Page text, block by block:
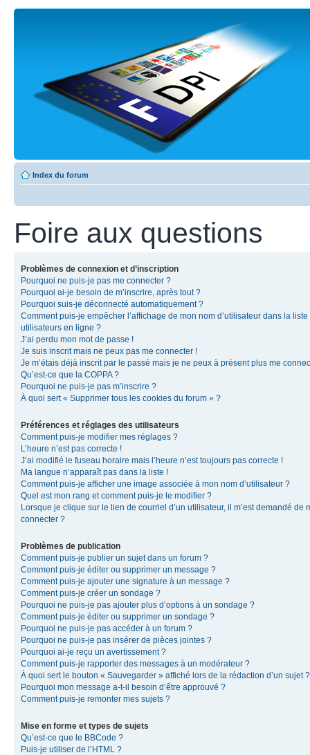
Index du forum
Foire aux questions
Problèmes de connexion et d’inscription
Pourquoi ne puis-je pas me connecter ?
Pourquoi ai-je besoin de m’inscrire, après tout ?
Pourquoi suis-je déconnecté automatiquement ?
Comment puis-je empêcher l’affichage de mon nom d’utilisateur dans la liste
utilisateurs en ligne ?
J’ai perdu mon mot de passe !
Je suis inscrit mais ne peux pas me connecter !
Je m’étais déjà inscrit par le passé mais je ne peux à présent plus me
Qu’est-ce que la COPPA ?
Pourquoi ne puis-je pas m’inscrire ?
À quoi sert « Supprimer tous les cookies du forum » ?
Préférences et réglages des utilisateurs
Comment puis-je modifier mes réglages ?
L’heure n’est pas correcte !
J’ai modifié le fuseau horaire mais l’heure n’est toujours pas correcte !
Ma langue n’apparaît pas dans la liste !
Comment puis-je afficher une image associée à mon nom d’utilisateur ?
Quel est mon rang et comment puis-je le modifier ?
Lorsque je clique sur le lien de courriel d’un utilisateur, il m’est demandé de
connecter ?
Problèmes de publication
Comment puis-je publier un sujet dans un forum ?
Comment puis-je éditer ou supprimer un message ?
Comment puis-je ajouter une signature à un message ?
Comment puis-je créer un sondage ?
Pourquoi ne puis-je pas ajouter plus d’options à un sondage ?
Comment puis-je éditer ou supprimer un sondage ?
Pourquoi ne puis-je pas accéder à un forum ?
Pourquoi ne puis-je pas insérer de pièces jointes ?
Pourquoi ai-je reçu un avertissement ?
Comment puis-je rapporter des messages à un modérateur ?
À quoi sert le bouton « Sauvegarder » affiché lors de la rédaction d’un sujet ?
Pourquoi mon message a-t-il besoin d’être approuvé ?
Comment puis-je remonter mes sujets ?
Mise en forme et types de sujets
Qu’est-ce que le BBCode ?
Puis-je utiliser de l’HTML ?